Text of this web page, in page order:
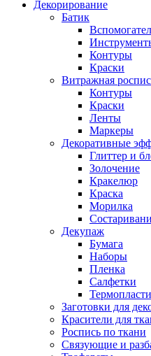
Декорирование
Батик
Контуры
Краски
Витражная
Контуры
Краски
Ленты
Маркеры
Декоративные
Глиттер и
Золочение
Кракелюр
Краска
Морилка
Декупаж
Бумага
Наборы
Пленка
Салфетки
Заготовки для
Красители для
Роспись по ткани
Связующие и